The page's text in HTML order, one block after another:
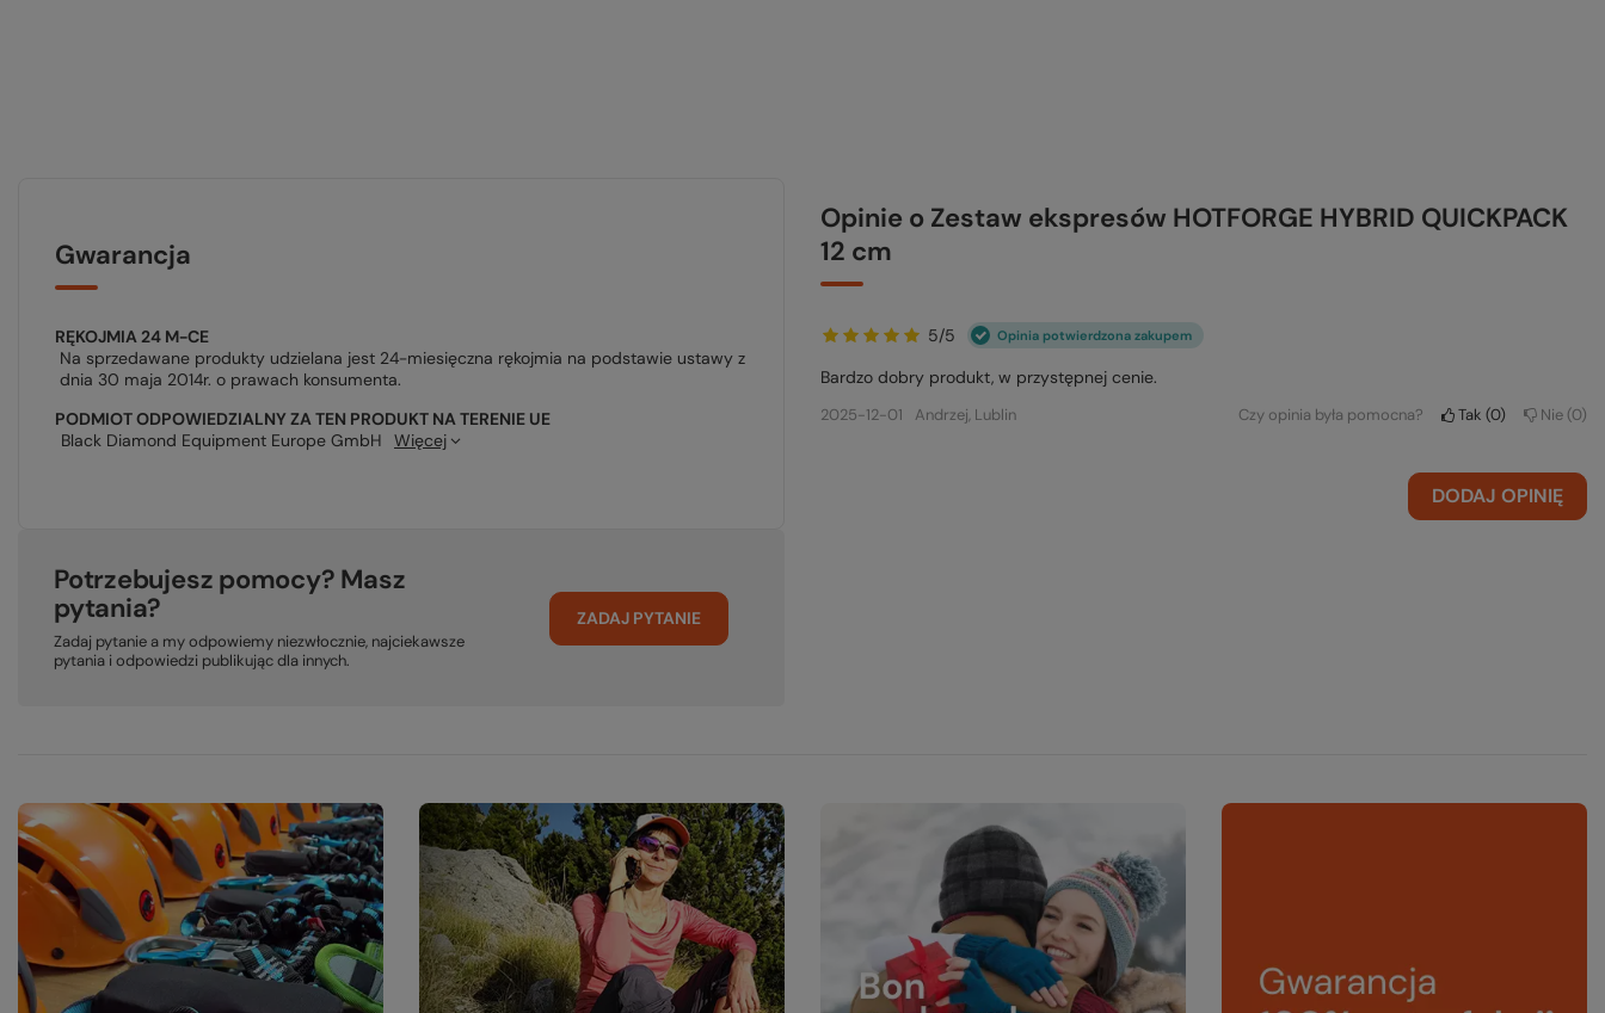
Gwarancja
RĘKOJMIA 24 M-CE
Na sprzedawane produkty udzielana jest 24-miesięczna rękojmia na podstawie ustawy z
dnia 30 maja 2014r. o prawach konsumenta.
PODMIOT ODPOWIEDZIALNY ZA TEN PRODUKT NA TERENIE UE
Black Diamond Equipment Europe GmbH
Więcej
Potrzebujesz pomocy? Masz
pytania?
Zadaj pytanie a my odpowiemy niezwłocznie, najciekawsze
pytania i odpowiedzi publikując dla innych.
ZADAJ PYTANIE
Opinie o Zestaw ekspresów HOTFORGE HYBRID QUICKPACK
12 cm
5/5 Opinia potwierdzona zakupem
Bardzo dobry produkt, w przystępnej cenie.
2025-12-01 Andrzej, Lublin Czy opinia była pomocna? Tak 0 Nie 0
DODAJ OPINIĘ